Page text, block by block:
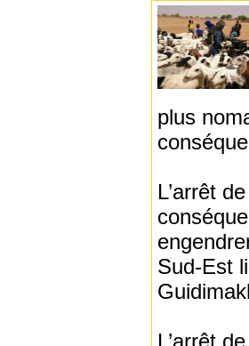
plus
L’arrêt
Sud-Est
L’arrêt